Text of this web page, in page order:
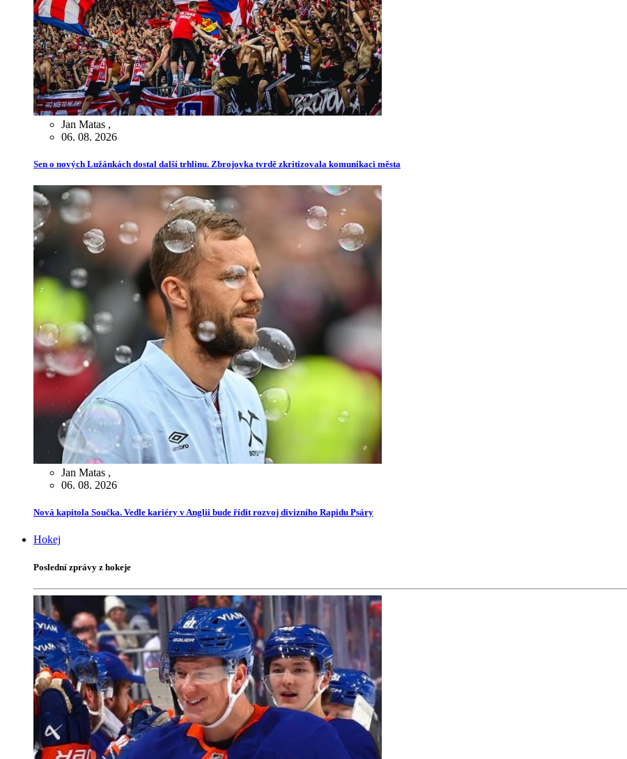
Jan Matas ,
06. 08. 2026
Sen o nových Lužánkách dostal další trhlinu. Zbrojovka tvrdě zkritizovala komunikaci města
Jan Matas ,
06. 08. 2026
Nová kapitola Součka. Vedle kariéry v Anglii bude řídit rozvoj divizního Rapidu Psáry
Hokej
Poslední zprávy z hokeje